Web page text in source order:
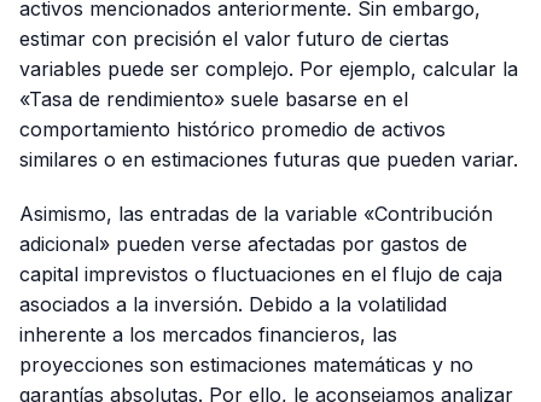
activos mencionados anteriormente. Sin embargo,
estimar con precisión el valor futuro de ciertas
variables puede ser complejo. Por ejemplo, calcular la
«Tasa de rendimiento» suele basarse en el
comportamiento histórico promedio de activos
similares o en estimaciones futuras que pueden variar.
Asimismo, las entradas de la variable «Contribución
adicional» pueden verse afectadas por gastos de
capital imprevistos o fluctuaciones en el flujo de caja
asociados a la inversión. Debido a la volatilidad
inherente a los mercados financieros, las
proyecciones son estimaciones matemáticas y no
garantías absolutas. Por ello, le aconsejamos analizar